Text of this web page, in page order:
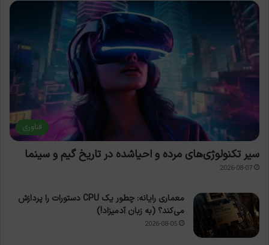
فناوری
سیر تکنولوژی‌های مرده و احیاشده در تاریخ گیم و سینما
2026-08-07
معماری رایانه: چطور یک CPU دستورات را پردازش
می‌کند؟ (به زبان آدمیزاد!)
2026-08-05